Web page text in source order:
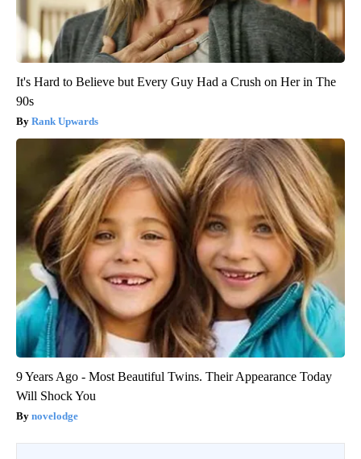
It's Hard to Believe but Every Guy Had a Crush on Her in The
90s
Rank Upwards
9 Years Ago - Most Beautiful Twins. Their Appearance Today
Will Shock You
novelodge